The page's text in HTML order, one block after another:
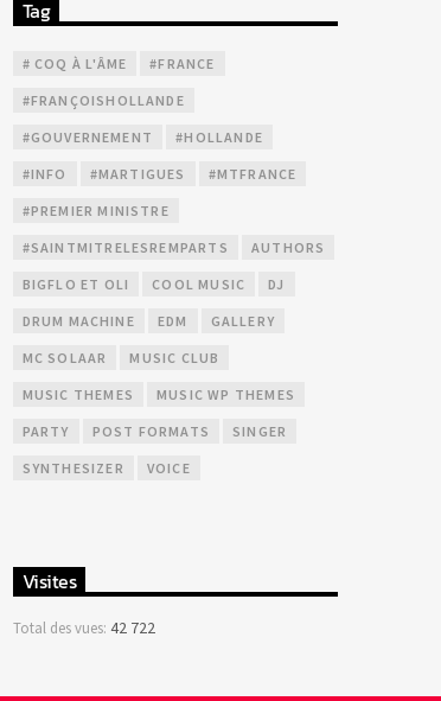
Tag
# COQ À L'ÂME #FRANCE
#FRANÇOISHOLLANDE
#GOUVERNEMENT #HOLLANDE
#INFO #MARTIGUES #MTFRANCE
#PREMIER MINISTRE
#SAINTMITRELESREMPARTS AUTHORS
BIGFLO ET OLI COOL MUSIC DJ
DRUM MACHINE EDM GALLERY
MC SOLAAR MUSIC CLUB
MUSIC THEMES MUSIC WP THEMES
PARTY POST FORMATS SINGER
SYNTHESIZER VOICE
Visites
Total des vues: 42 722